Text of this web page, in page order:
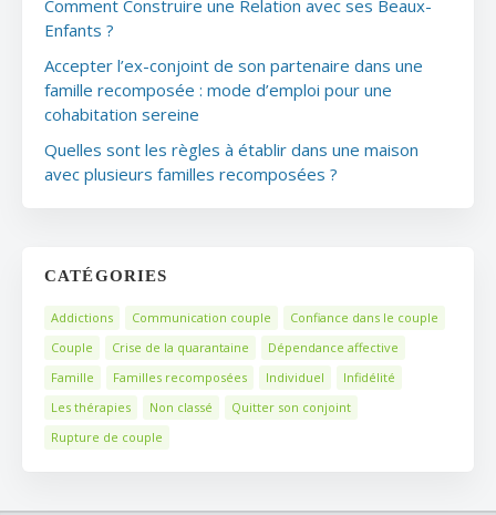
Comment Construire une Relation avec ses Beaux-
Enfants ?
Accepter l’ex-conjoint de son partenaire dans une
famille recomposée : mode d’emploi pour une
cohabitation sereine
Quelles sont les règles à établir dans une maison
avec plusieurs familles recomposées ?
CATÉGORIES
Addictions Communication couple
Confiance dans le couple
Couple
Crise de la quarantaine
Dépendance affective
Famille
Familles recomposées Individuel
Infidélité
Les thérapies
Non classé
Quitter son conjoint
Rupture de couple